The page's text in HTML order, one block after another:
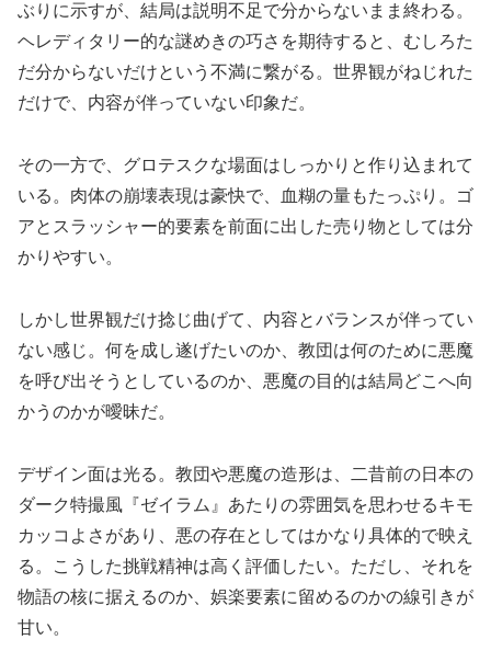
ぶりに示すが、結局は説明不足で分からないまま終わる。
ヘレディタリー的な謎めきの巧さを期待すると、むしろた
だ分からないだけという不満に繋がる。世界観がねじれた
だけで、内容が伴っていない印象だ。
その一方で、グロテスクな場面はしっかりと作り込まれて
いる。肉体の崩壊表現は豪快で、血糊の量もたっぷり。ゴ
アとスラッシャー的要素を前面に出した売り物としては分
かりやすい。
しかし世界観だけ捻じ曲げて、内容とバランスが伴ってい
ない感じ。何を成し遂げたいのか、教団は何のために悪魔
を呼び出そうとしているのか、悪魔の目的は結局どこへ向
かうのかが曖昧だ。
デザイン面は光る。教団や悪魔の造形は、二昔前の日本の
ダーク特撮風『ゼイラム』あたりの雰囲気を思わせるキモ
カッコよさがあり、悪の存在としてはかなり具体的で映え
る。こうした挑戦精神は高く評価したい。ただし、それを
物語の核に据えるのか、娯楽要素に留めるのかの線引きが
甘い。